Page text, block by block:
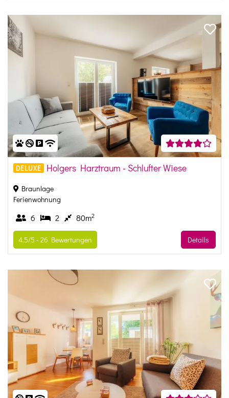
DELUXE Holgers Harztraum - Schlufter Wiese
Braunlage
Ferienwohnung
6 2 80m2
Details
4.5/5 - 26 Bewertungen